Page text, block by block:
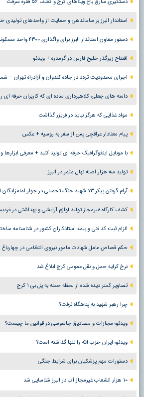
دستگیری سارق باغ ویلاهای کرج و کشف ۵۶ فقره سرقت
استاندار البرز بر ساماندهی و حمایت از واحدهای تولیدی
دستور معاون استاندار البرز برای واگذاری ۴۳۰۰ واحد مسکونی در اشتهارد
افتتاح زیرگذر خلیج فارس در گرمدره + ویدئو
اجرای محدودیت تردد در جاده کندوان و آزادراه تهران – شمال ؛ ١١
دامنه های جعلی؛ کلاهبرداری ساده ای که کاربران حرفه
مواد غذایی که هرگز نباید در فریزر گذاشت
پیام معنادار عراقچی پس از سفر به روسیه + عکس
با موبایل اینفوگرافیک حرفه ای تولید کنید + معرفی ابزارها
تولید سه هزار اصله نهال مثمر در البرز
آرام گرفتن پیکر ۷۳ شهید جنگ تحمیلی در جوار امامزادگان استان البرز
کشف کارگاه غیرمجاز تولید لوازم آرایشی و بهداشتی در
الزام ثبت کد فنی و بیمه استادکاران کشور در شناسنامه
حکم قصاص عامل شهادت مامور نیروی انتظامی در چهارباغ
نرخ کرایه حمل و نقل عمومی کرج ابلاغ شد
تصاویر کمتر دیده شده از لحظه حمله به پل بی ۱ کرج
چرا رهبر شهید به پناهگاه نرفت؟
ویدئو؛ مجازات و مصادیق جاسوسی در قوانین ما چیست؟
ویدئو؛ ایران حزب الله را تنها گذاشته است؟
دستورات مهم پزشکیان برای شرایط جنگی
۱۰ هزار انشعاب غیرمجاز آب در البرز شناسایی شد